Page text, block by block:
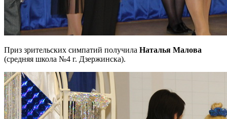
Приз зрительских симпатий получила Наталья Малова
(средняя школа №4 г. Дзержинска).